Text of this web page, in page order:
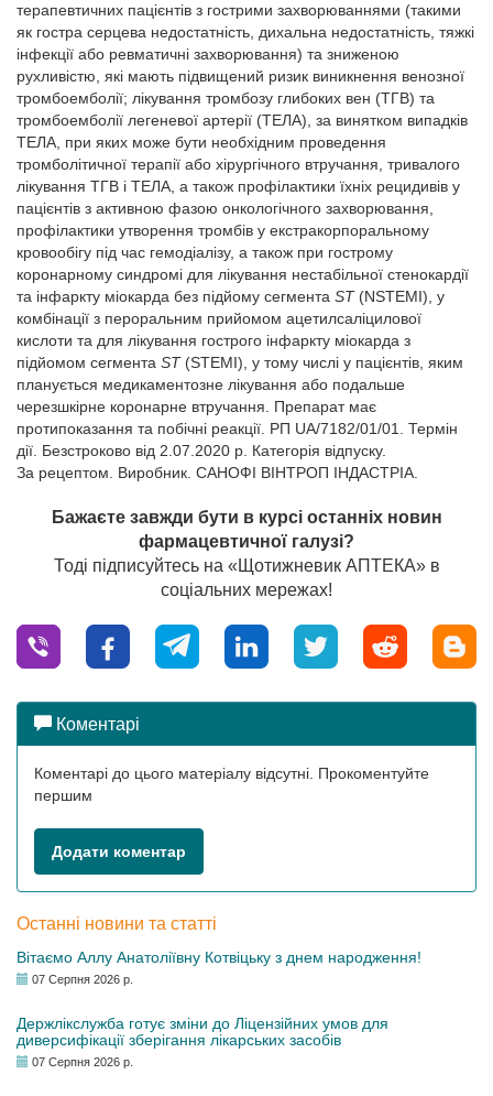
терапевтичних пацієнтів з гострими захворюваннями (такими
як гостра серцева недостатність, дихальна недостатність, тяжкі
інфекції або ревматичні захворювання) та зниженою
рухливістю, які мають підвищений ризик виникнення венозної
тромбоемболії; лікування тромбозу глибоких вен (ТГВ) та
тромбоемболії легеневої артерії (ТЕЛА), за винятком випадків
ТЕЛА, при яких може бути необхідним проведення
тромболітичної терапії або хірургічного втручання, тривалого
лікування ТГВ і ТЕЛА, а також профілактики їхніх рецидивів у
пацієнтів з активною фазою онкологічного захворювання,
профілактики утворення тромбів у екстракорпоральному
кровообігу під час гемодіалізу, а також при гострому
коронарному синдромі для лікування нестабільної стенокардії
та інфаркту міокарда без підйому сегмента ST(NSTEMI), у
комбінації з пероральним прийомом ацетилсаліцилової
кислоти та для лікування гострого інфаркту міокарда з
підйомом сегмента ST(STEMI), у тому числі у пацієнтів, яким
планується медикаментозне лікування або подальше
черезшкірне коронарне втручання. Препарат має
протипоказання та побічні реакції. РП UA/7182/01/01. Термін
дії. Безстроково від 2.07.2020 р. Категорія відпуску.
За рецептом. Виробник. САНОФІ ВІНТРОП ІНДАСТРІА.
Бажаєте завжди бути в курсі останніх новин
фармацевтичної галузі?
Тоді підписуйтесь на «Щотижневик АПТЕКА» в
соціальних мережах!
Коментарі
Коментарі до цього матеріалу відсутні. Прокоментуйте
першим
Додати коментар
Останні новини та статті
Вітаємо Аллу Анатоліївну Котвіцьку з днем народження!
07 Серпня 2026 р.
Держлікслужба готує зміни до Ліцензійних умов для
диверсифікації зберігання лікарських засобів
07 Серпня 2026 р.